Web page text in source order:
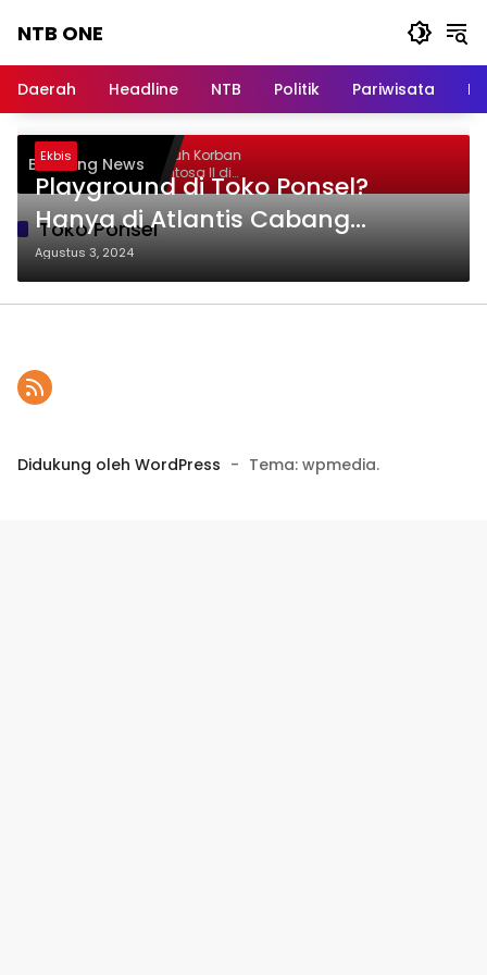
NTB ONE
dan
Berita
Lombok
Daerah Headline NTB Politik Pariwisata
Breaking News
Raharja Jamin Seluruh Korban
KM Mutiara Sentosa II di
Sumenep
Toko Ponsel
Ekbis
Playground di Toko Ponsel?
Hanya di Atlantis Cabang
Mataram
Agustus 3, 2024
Didukung oleh WordPress - Tema: wpmedia.